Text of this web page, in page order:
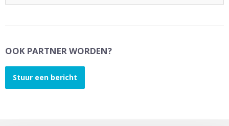
OOK PARTNER WORDEN?
Stuur een bericht